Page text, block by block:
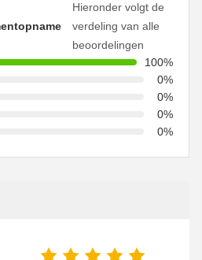
Hieronder volgt de
verdeling van alle
beoordelingen
100%
0%
0%
0%
0%